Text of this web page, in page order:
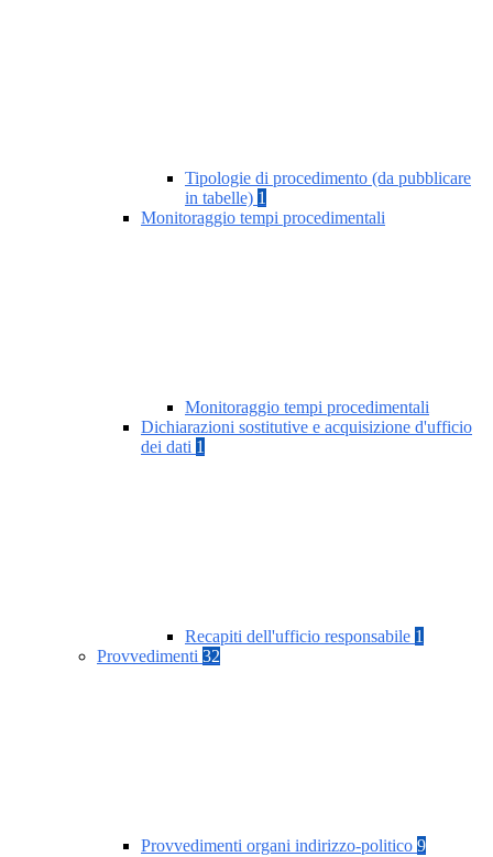
Tipologie di procedimento (da pubblicare
in tabelle) 1
Monitoraggio tempi procedimentali
Monitoraggio tempi procedimentali
Dichiarazioni sostitutive e acquisizione d'ufficio
dei dati 1
Recapiti dell'ufficio responsabile 1
Provvedimenti 32
Provvedimenti organi indirizzo-politico 9